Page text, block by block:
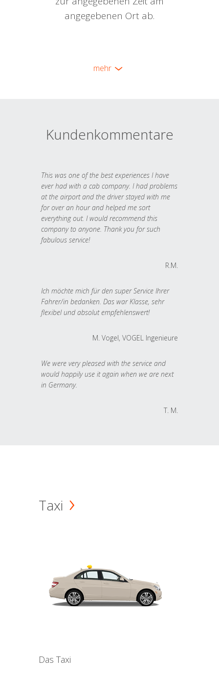
angegebenen Ort ab.
mehr
Kundenkommentare
This was one of the best experiences I have
ever had with a cab company. I had problems
at the airport and the driver stayed with me
for over an hour and helped me sort
everything out. I would recommend this
company to anyone. Thank you for such
fabulous service!
R.M.
Ich möchte mich für den super Service Ihrer
Fahrer/in bedanken. Das war Klasse, sehr
flexibel und absolut empfehlenswert!
M. Vogel, VOGEL Ingenieure
We were very pleased with the service and
would happily use it again when we are next
in Germany.
T. M.
Taxi
Das Taxi